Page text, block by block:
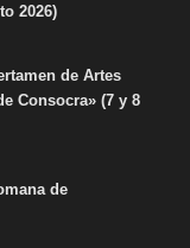
2026)
de Artes
Consocra» (7 y 8
de